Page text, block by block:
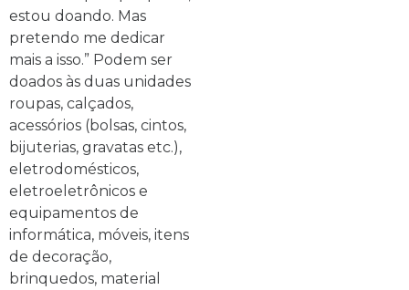
estou doando. Mas
pretendo me dedicar
mais a isso.” Podem ser
doados às duas unidades
roupas, calçados,
acessórios (bolsas, cintos,
bijuterias, gravatas etc.),
eletrodomésticos,
eletroeletrônicos e
equipamentos de
informática, móveis, itens
de decoração,
brinquedos, material